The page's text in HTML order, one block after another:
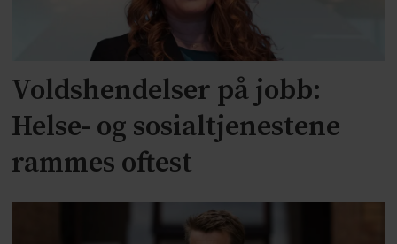
Voldshendelser på jobb:
Helse- og sosialtjenestene
rammes oftest